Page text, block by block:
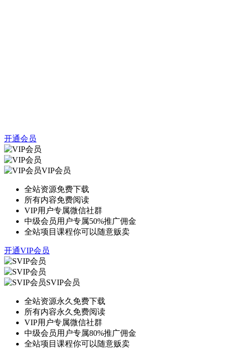
开通会员
VIP会员
全站资源免费下载
所有内容免费阅读
VIP用户专属微信社群
中级会员用户专属50%推广佣金
全站项目课程你可以随意贩卖
开通VIP会员
SVIP会员
全站资源永久免费下载
所有内容永久免费阅读
VIP用户专属微信社群
中级会员用户专属80%推广佣金
全站项目课程你可以随意贩卖